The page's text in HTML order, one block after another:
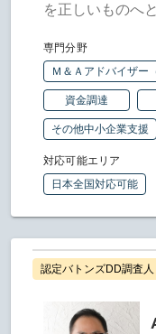
を正しいものへ
専門分野
Ｍ＆Ａアドバイザー
資金調達
その他中小企業支援
対応可能エリア
日本全国対応可能
認定バトンズDD調査人